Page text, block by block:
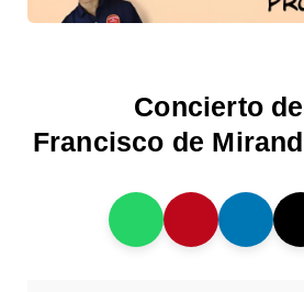
Concierto
Francisco de